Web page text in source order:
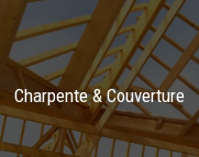
Charpente & Couverture